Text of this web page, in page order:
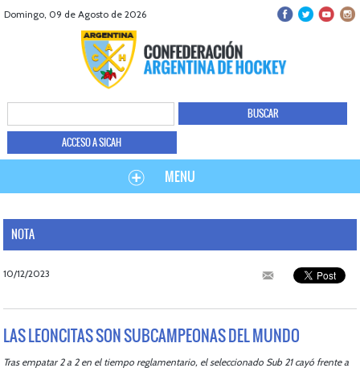
Domingo, 09 de Agosto de 2026
ACCESO A SICAH
MENU
NOTA
10/12/2023
LAS LEONCITAS SON SUBCAMPEONAS DEL MUNDO
Tras empatar 2 a 2 en el tiempo reglamentario, el seleccionado Sub 21 cayó frente a